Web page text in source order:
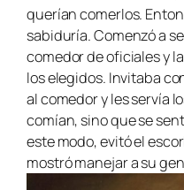
querían comerlos.
sabiduría. Comenzó a
comedor de oficiales y
los elegidos. Invitaba
al comedor y les servía
comían, sino que se
este modo, evitó el
mostró manejar a su